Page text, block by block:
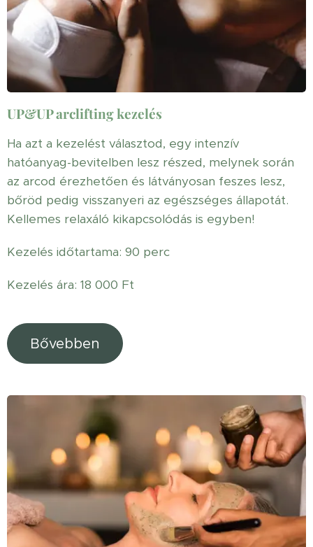
UP&UP arclifting kezelés
Ha azt a kezelést választod, egy intenzív
hatóanyag-bevitelben lesz részed, melynek során
az arcod érezhetően és látványosan feszes lesz,
bőröd pedig visszanyeri az egészséges állapotát.
Kellemes relaxáló kikapcsolódás is egyben!
Kezelés időtartama: 90 perc
Kezelés ára: 18 000 Ft
Bővebben